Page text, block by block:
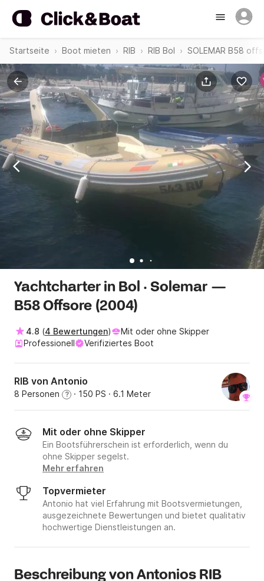
Startseite Boot mieten RIB RIB Bol SOLEMAR B58
Yachtcharter in Bol · Solemar —
B58 Offsore (2004)
4.8 (4 Bewertungen)
Mit oder ohne Skipper
Professionell
Verifiziertes Boot
RIB von Antonio
8 Personen ? · 150 PS · 6.1 Meter
Mit oder ohne Skipper
Ein Bootsführerschein ist erforderlich, wenn du
ohne Skipper segelst.
Mehr erfahren
Topvermieter
Antonio hat viel Erfahrung mit Bootsvermietungen,
ausgezeichnete Bewertungen und bietet qualitativ
hochwertige Dienstleistungen an.
Beschreibung von Antonios RIB